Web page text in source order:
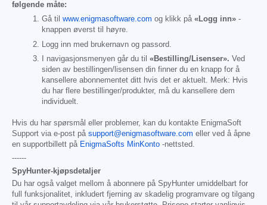
følgende måte:
Gå til www.enigmasoftware.com og klikk på «Logg inn» -
knappen øverst til høyre.
Logg inn med brukernavn og passord.
I navigasjonsmenyen går du til «Bestilling/Lisenser». Ved
siden av bestillingen/lisensen din finner du en knapp for å
kansellere abonnementet ditt hvis det er aktuelt. Merk: Hvis
du har flere bestillinger/produkter, må du kansellere dem
individuelt.
Hvis du har spørsmål eller problemer, kan du kontakte EnigmaSoft
Support via e-post på support@enigmasoftware.com eller ved å åpne
en supportbillett på EnigmaSofts MinKonto -nettsted.
------
SpyHunter-kjøpsdetaljer
Du har også valget mellom å abonnere på SpyHunter umiddelbart for
full funksjonalitet, inkludert fjerning av skadelig programvare og tilgang